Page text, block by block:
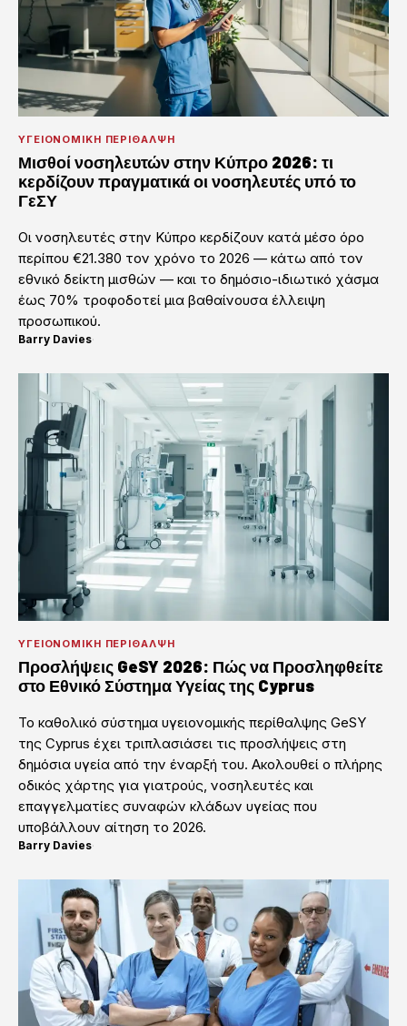
ΥΓΕΙΟΝΟΜΙΚΉ ΠΕΡΊΘΑΛΨΗ
Μισθοί νοσηλευτών στην Κύπρο 2026: τι
κερδίζουν πραγματικά οι νοσηλευτές υπό το
ΓεΣΥ
Οι νοσηλευτές στην Κύπρο κερδίζουν κατά μέσο όρο
περίπου €21.380 τον χρόνο το 2026 — κάτω από τον
εθνικό δείκτη μισθών — και το δημόσιο-ιδιωτικό χάσμα
έως 70% τροφοδοτεί μια βαθαίνουσα έλλειψη
προσωπικού.
Barry Davies·
ΥΓΕΙΟΝΟΜΙΚΉ ΠΕΡΊΘΑΛΨΗ
Προσλήψεις GeSY 2026: Πώς να Προσληφθείτε
στο Εθνικό Σύστημα Υγείας της Cyprus
Το καθολικό σύστημα υγειονομικής περίθαλψης GeSY
της Cyprus έχει τριπλασιάσει τις προσλήψεις στη
δημόσια υγεία από την έναρξή του. Ακολουθεί ο πλήρης
οδικός χάρτης για γιατρούς, νοσηλευτές και
επαγγελματίες συναφών κλάδων υγείας που
υποβάλλουν αίτηση το 2026.
Barry Davies·